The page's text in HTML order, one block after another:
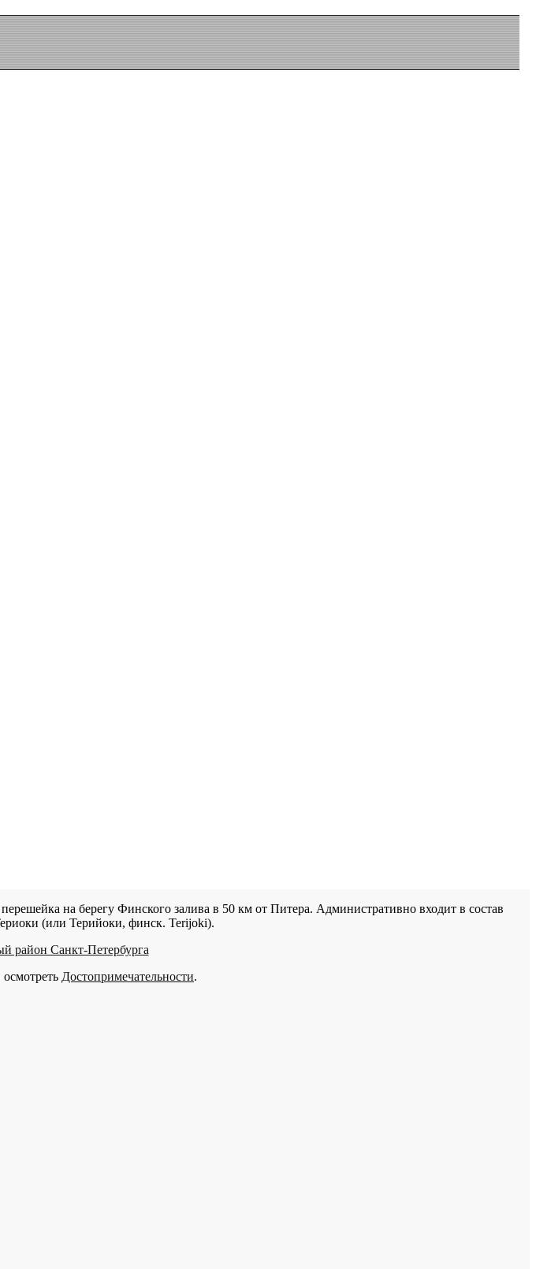
на берегу Финского залива в 50 км от Питера. Административно входит в состав
(или Терийоки, финск. Terijoki).
осмотреть Достопримечательности.